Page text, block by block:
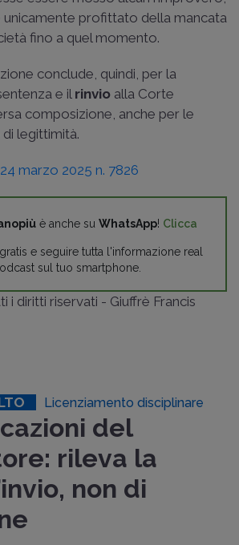
unicamente profittato della mancata
fino a quel momento.
conclude, quindi, per la
e il rinvio alla Corte
composizione, anche per le
legittimità.
marzo 2025 n. 7826
è anche su WhatsApp! Clicca
e seguire tutta l'informazione real
sul tuo smartphone.
i diritti riservati - Giuffrè Francis
Licenziamento disciplinare
del
rileva la
non di